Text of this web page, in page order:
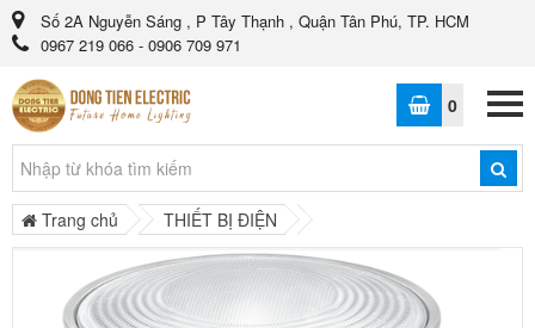
Số 2A Nguyễn Sáng , P Tây Thạnh , Quận Tân Phú, TP. HCM
0967 219 066 - 0906 709 971
0
Trang chủ THIẾT BỊ ĐIỆN